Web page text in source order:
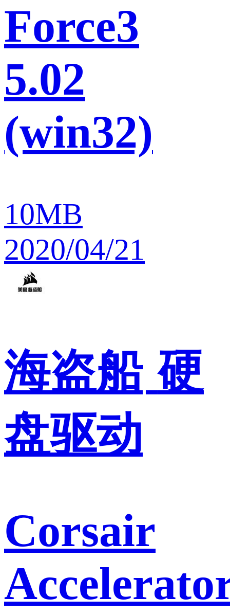
Force3
5.02
(win32)
10MB
2020/04/21
海盗船 硬
盘驱动
Corsair